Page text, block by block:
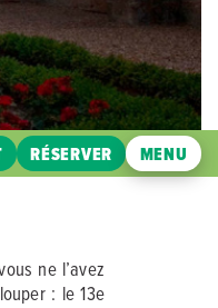
RÉSERVER MENU
ne l’avez
: le 13e